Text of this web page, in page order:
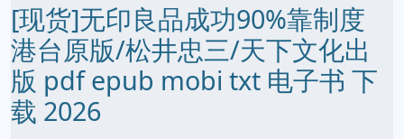
[现货]无印良品成功90%靠制度
港台原版/松井忠三/天下文化出
版 pdf epub mobi txt 电子书 下
载 2026